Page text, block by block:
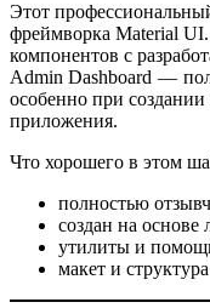
Этот
фреймворка Material
компонентов с
Admin Dashboard —
особенно при создании
приложения.
Что хорошего в этом
полностью
создан на
утилиты и
макет и